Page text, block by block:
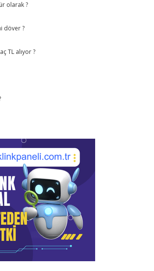
olarak ?
döver ?
TL alıyor ?